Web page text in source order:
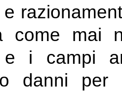
e
come mai
e i campi
danni